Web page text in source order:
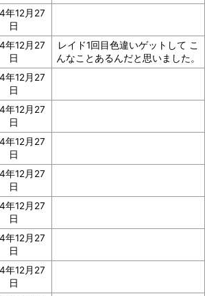
年12月27
日
年12月27
日
レイド1回目色違いゲットして こ
んなことあるんだと思いました。
年12月27
日
年12月27
日
年12月27
日
年12月27
日
年12月27
日
年12月27
日
年12月27
日